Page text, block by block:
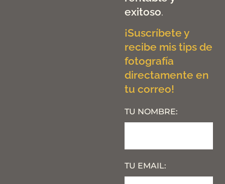
exitoso.
¡Suscríbete y
recibe mis tips de
fotografía
directamente en
tu correo!
TU NOMBRE:
TU EMAIL: